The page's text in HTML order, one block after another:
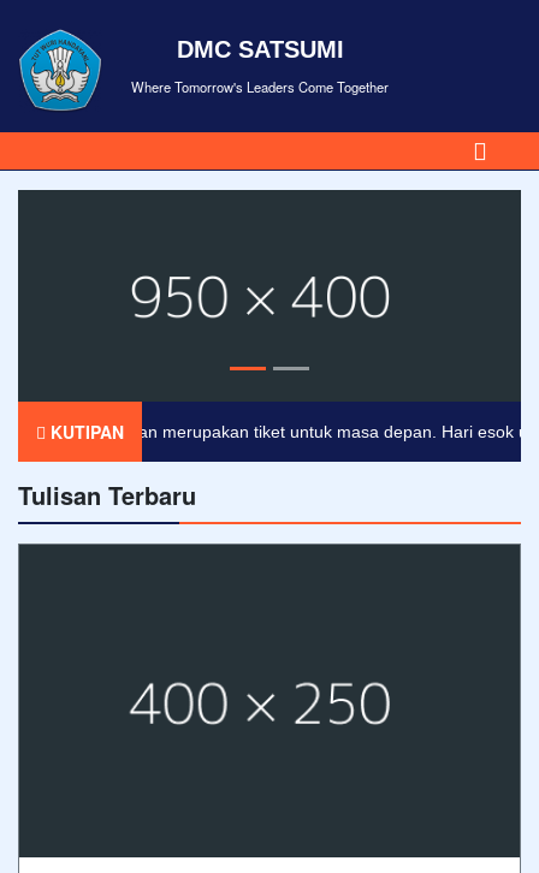
DMC SATSUMI
Where Tomorrow's Leaders Come Together
KUTIPAN
Pendidikan merupakan tiket untuk masa depan. Hari esok
Tulisan Terbaru